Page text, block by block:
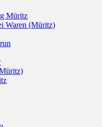
Müritz
Waren (Müritz)